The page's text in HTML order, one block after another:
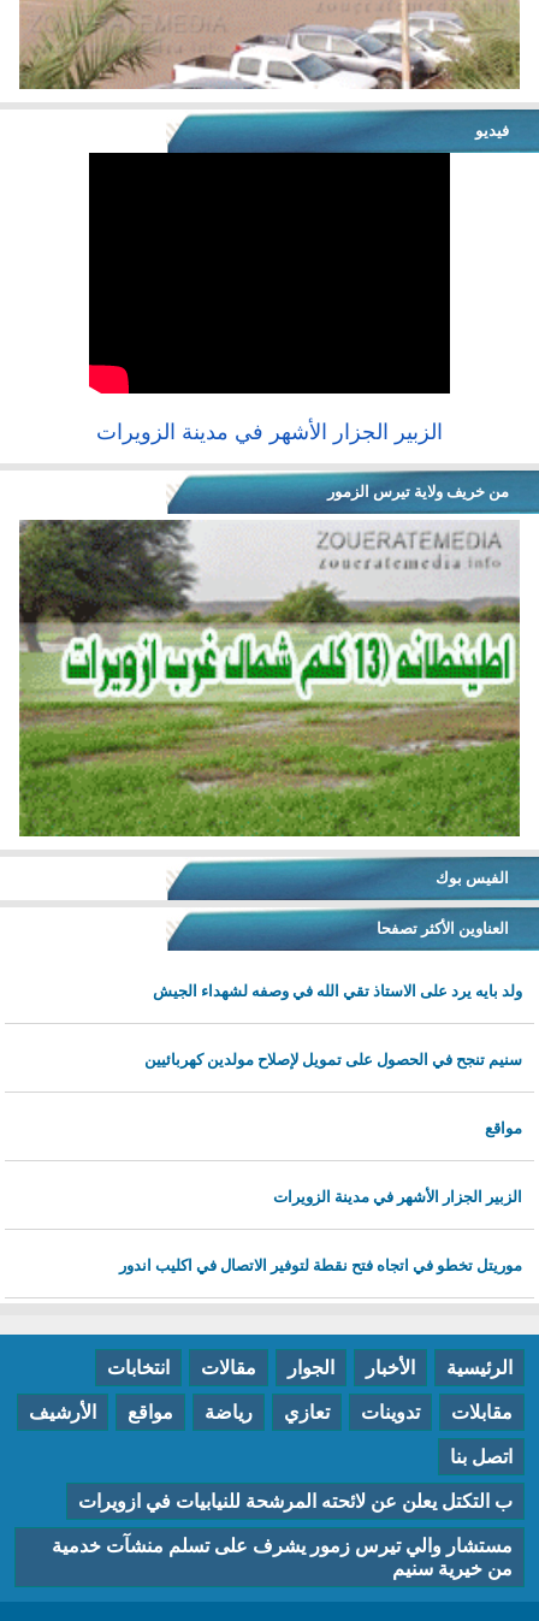
فيديو
الزبير الجزار الأشهر في مدينة الزويرات
من خريف ولاية تيرس الزمور
الفيس بوك
العناوين الأكثر تصفحا
ولد بايه يرد على الاستاذ تقي الله في وصفه لشهداء الجيش
سنيم تنجح في الحصول على تمويل لإصلاح مولدين كهربائيين
مواقع
الزبير الجزار الأشهر في مدينة الزويرات
موريتل تخطو في اتجاه فتح نقطة لتوفير الاتصال في اكليب اندور
الرئيسية الأخبار الجوار مقالات انتخابات
مقابلات تدوينات تعازي رياضة مواقع الأرشيف
اتصل بنا
ب التكتل يعلن عن لائحته المرشحة للنيابيات في ازويرات
مستشار والي تيرس زمور يشرف على تسلم منشآت خدمية
من خيرية سنيم